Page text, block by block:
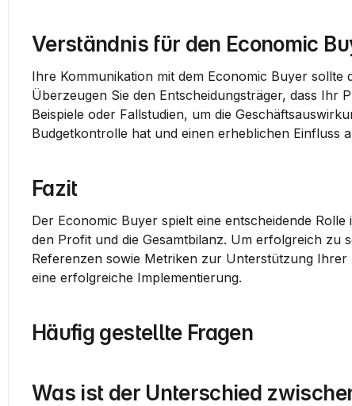
Verständnis für den Economic
Ihre Kommunikation mit dem Economic Buyer sollte
Überzeugen Sie den Entscheidungsträger, dass Ihr
Beispiele oder Fallstudien, um die
Budgetkontrolle hat und einen erheblichen Einfluss
Fazit
Der Economic Buyer spielt eine entscheidende
den Profit und die Gesamtbilanz. Um erfolgreich zu
Referenzen sowie Metriken zur Unterstützung Ihrer
eine erfolgreiche Implementierung.
Häufig gestellte Fragen
Was ist der Unterschied